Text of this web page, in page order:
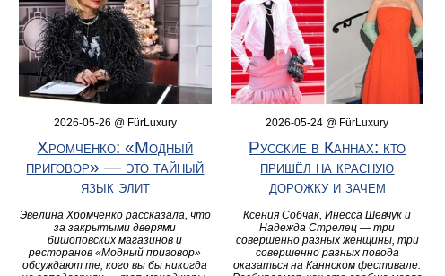
2026-05-26 @ FürLuxury
Хромченко: «Модный
приговор» — это тайный
язык элит
Эвелина Хромченко рассказала, что
за закрытыми дверями
бишоповских магазинов и
ресторанов «Модный приговор»
обсуждают те, кого вы бы никогда
2026-05-24 @ FürLuxury
Русские в Каннах: кто
пришёл на красную
дорожку и зачем
Ксения Собчак, Инесса Шевчук и
Надежда Стрелец — три
совершенно разных женщины, три
совершенно разных повода
оказаться на Каннском фестивале.